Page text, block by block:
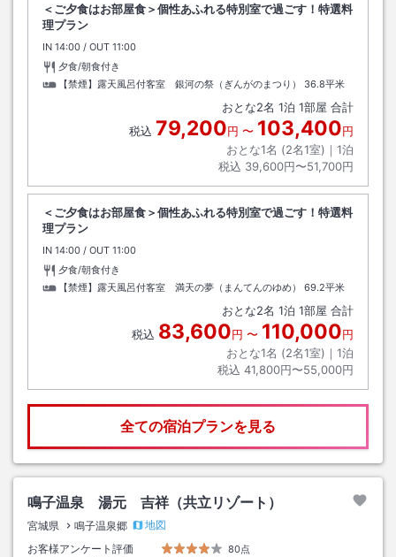
＜ご夕食はお部屋食＞個性あふれる特別室で過ごす！特選料
理プラン
IN チェックイン
14:00 / OUT チェックアウト
11:00
夕食/朝食付き
【禁煙】露天風呂付客室 銀河の祭（ぎんがのまつり）
36.8平米
おとな2名 1泊 1部屋 合計
税込 79,200円 〜 103,400円
おとな1名 (2名1室)｜ 1泊
税込 39,600円〜51,700円
＜ご夕食はお部屋食＞個性あふれる特別室で過ごす！特選料
理プラン
IN チェックイン
14:00 / OUT チェックアウト
11:00
夕食/朝食付き
【禁煙】露天風呂付客室 満天の夢（まんてんのゆめ）
69.2平米
おとな2名 1泊 1部屋 合計
税込 83,600円 〜 110,000円
おとな1名 (2名1室)｜ 1泊
税込 41,800円〜55,000円
全ての宿泊プランを見る
鳴子温泉 湯元 吉祥（共立リゾート）
宮城県 鳴子温泉郷
地図
お客様アンケート評価
80点